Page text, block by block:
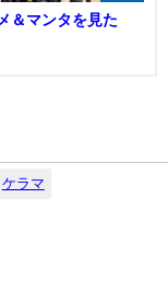
＆マンタを見た
ケラマ